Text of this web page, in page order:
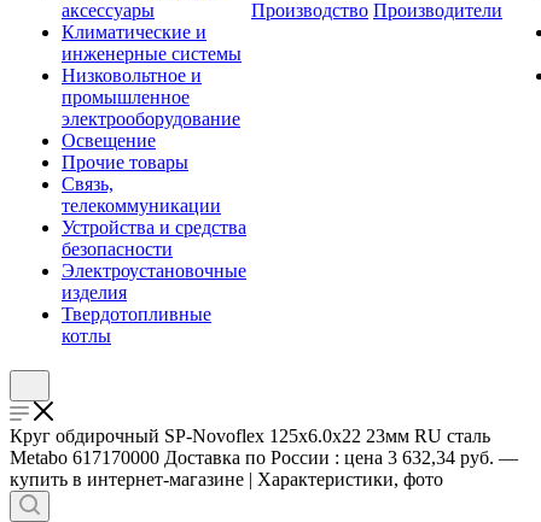
аксессуары
Климатические и
инженерные системы
Низковольтное и
промышленное
электрооборудование
Освещение
Прочие товары
Связь,
телекоммуникации
Устройства и средства
безопасности
Электроустановочные
изделия
Твердотопливные
котлы
Производство Производители
Круг обдирочный SP-Novoflex 125х6.0х22 23мм RU сталь
Metabo 617170000 Доставка по России : цена 3 632,34 руб. —
купить в интернет-магазине | Характеристики, фото